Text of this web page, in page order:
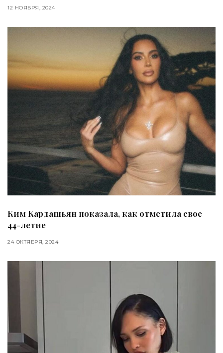
12 НОЯБРЯ, 2024
Ким Кардашьян показала, как отметила свое
44-летие
24 ОКТЯБРЯ, 2024